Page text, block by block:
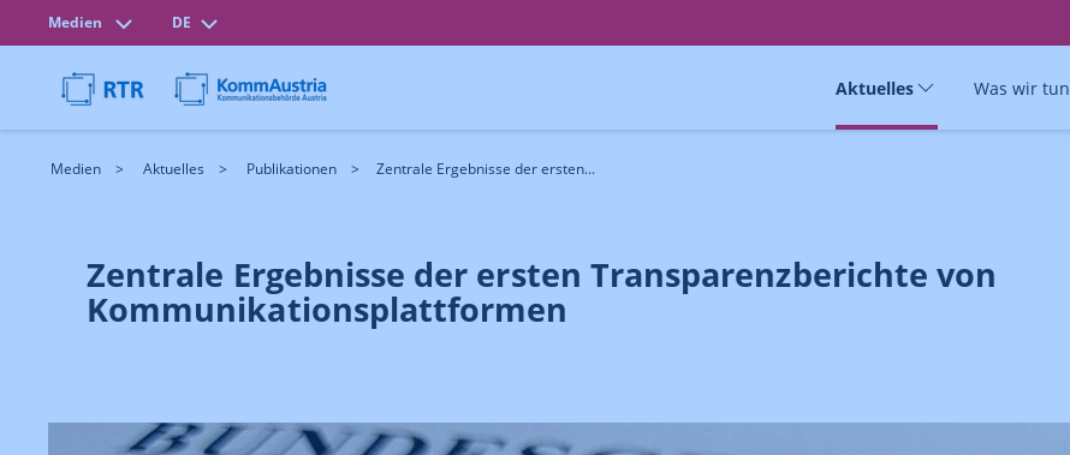
Medien DE
Aktuelles Was wir tun
Medien Aktuelles Publikationen Zentrale Ergebnisse der ersten...
Zentrale Ergebnisse der ersten Transparenzberichte von
Kommunikationsplattformen